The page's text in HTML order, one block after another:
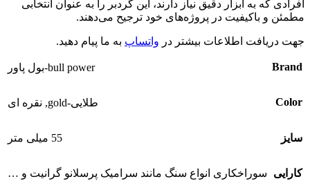
افرادی که به ابزار دقیق نیاز دارند، این گردبر را به عنوان انتخابی
مطمئن و باکیفیت در پروژه‌های خود ترجیح می‌دهند.
جهت دریافت اطلاعات بیشتر در واتساپ به ما پیام دهید.
Brand bull power-بول پاور
Color طلایی-gold , نقره ای
سایز 55 میلی متر
کارایی سوراخکاری انواع سنگ مانند سرامیک پرسلانو گرانیت و …